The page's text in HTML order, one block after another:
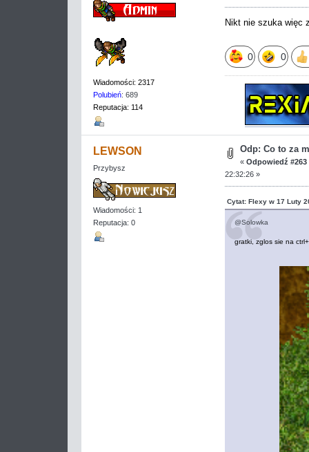
Wiadomości: 2317
Polubień: 689
Reputacja: 114
Nikt nie szuka więc
0 0
LEWSON
Przybysz
Wiadomości: 1
Reputacja: 0
Odp: Co to za
« Odpowiedź #263
22:32:26 »
Cytat: Flexy w 17 Luty
@Solowka
gratki, zglos sie na